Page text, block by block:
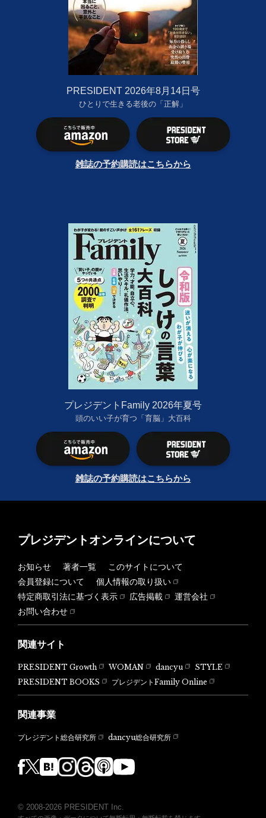
PRESIDENT 2026年8月14日号
ひとりで生きる老後の「正解」
雑誌の予約購読はこちらから
プレジデントFamily 2026年夏号
頭のいい子が育つ「育脳」大百科
雑誌の予約購読はこちらから
プレジデントオンラインについて
お知らせ 著者一覧
このサイトについて
会員登録について
個人情報の取り扱い
特定商取引法に基づく表示
広告掲載
運営会社
お問い合わせ
関連サイト
PRESIDENT Growth WOMAN dancyu
STYLE
PRESIDENT BOOKS
プレジデントFamily Online
関連事業
プレジデント総合研究所 dancyu総合研究所
© 2008-2026 PRESIDENT Inc.